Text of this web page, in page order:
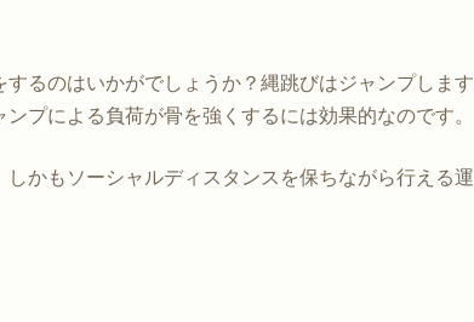
るのはいかがでしょうか？縄跳びはジャンプします
プによる負荷が骨を強くするには効果的なのです。
かもソーシャルディスタンスを保ちながら行える運